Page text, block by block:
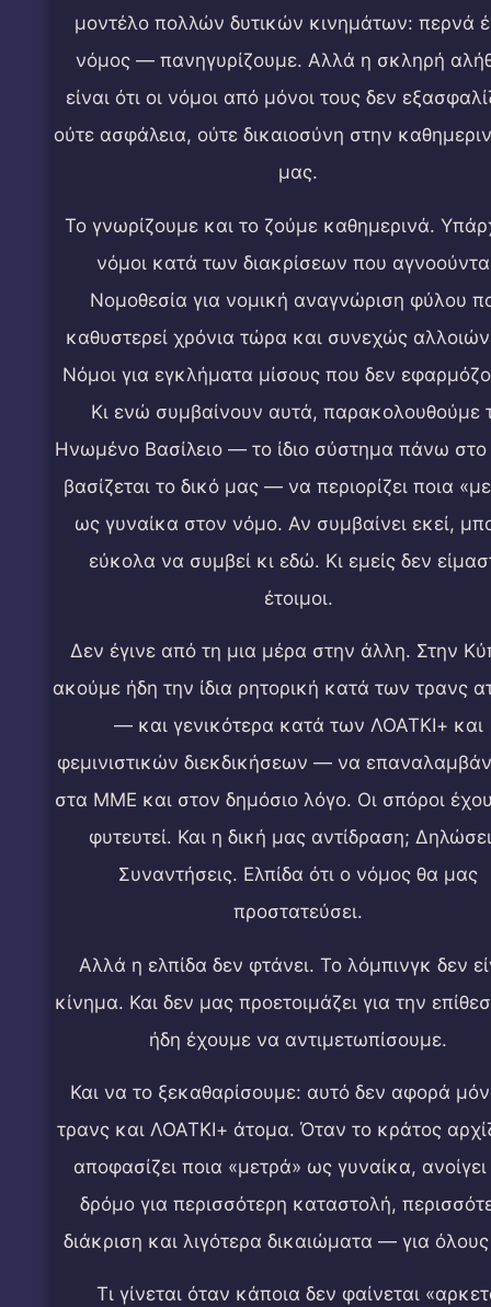
μοντέλο πολλών δυτικών κινημάτων: περνά
νόμος — πανηγυρίζουμε. Αλλά η σκληρή
είναι ότι οι νόμοι από μόνοι τους δεν
ούτε ασφάλεια, ούτε δικαιοσύνη στην
μας.
Το γνωρίζουμε και το ζούμε καθημερινά.
νόμοι κατά των διακρίσεων που
Νομοθεσία για νομική αναγνώριση φύλου
καθυστερεί χρόνια τώρα και συνεχώς
Νόμοι για εγκλήματα μίσους που δεν
Κι ενώ συμβαίνουν αυτά, παρακολουθούμε
Ηνωμένο Βασίλειο — το ίδιο σύστημα πάνω στο
βασίζεται το δικό μας — να περιορίζει ποια
ως γυναίκα στον νόμο. Αν συμβαίνει εκεί,
εύκολα να συμβεί κι εδώ. Κι εμείς δεν
έτοιμοι.
Δεν έγινε από τη μια μέρα στην άλλη. Στην
ακούμε ήδη την ίδια ρητορική κατά των τρανς
— και γενικότερα κατά των ΛΟΑΤΚΙ+ και
φεμινιστικών διεκδικήσεων — να
στα ΜΜΕ και στον δημόσιο λόγο. Οι σπόροι
φυτευτεί. Και η δική μας αντίδραση;
Συναντήσεις. Ελπίδα ότι ο νόμος θα μας
προστατεύσει.
Αλλά η ελπίδα δεν φτάνει. Το λόμπινγκ δεν
κίνημα. Και δεν μας προετοιμάζει για την
ήδη έχουμε να αντιμετωπίσουμε.
Και να το ξεκαθαρίσουμε: αυτό δεν αφορά
τρανς και ΛΟΑΤΚΙ+ άτομα. Όταν το κράτος
αποφασίζει ποια «μετρά» ως γυναίκα, ανοίγει
δρόμο για περισσότερη καταστολή,
διάκριση και λιγότερα δικαιώματα — για
Τι γίνεται όταν κάποια δεν φαίνεται